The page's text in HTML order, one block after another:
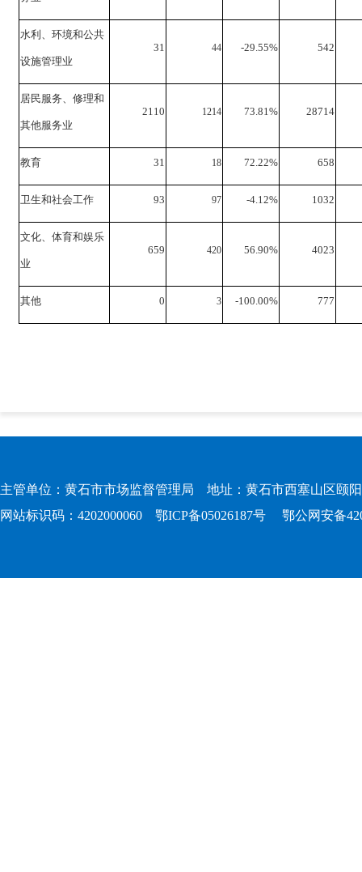
水利、环境和公共
设施管理业
31 44 -29.55% 542
居民服务、修理和
其他服务业
2110 1214 73.81% 28714
教育 31 18 72.22% 658
卫生和社会工作 93 97 -4.12% 1032
文化、体育和娱乐
业
659 420 56.90% 4023
其他 0 3 -100.00% 777
主管单位：黄石市市场监督管理局 地址：黄石市西塞山区颐
网站标识码：4202000060 鄂ICP备05026187号 鄂公网安备